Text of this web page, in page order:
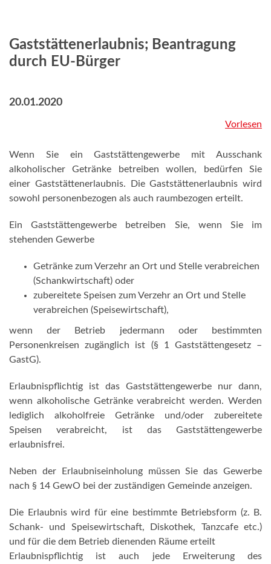
Gaststättenerlaubnis; Beantragung
durch EU-Bürger
20.01.2020
Vorlesen
Wenn Sie ein Gaststättengewerbe mit Ausschank
alkoholischer Getränke betreiben wollen, bedürfen Sie
einer Gaststättenerlaubnis. Die Gaststättenerlaubnis wird
sowohl personenbezogen als auch raumbezogen erteilt.
Ein Gaststättengewerbe betreiben Sie, wenn Sie im
stehenden Gewerbe
Getränke zum Verzehr an Ort und Stelle verabreichen
(Schankwirtschaft) oder
zubereitete Speisen zum Verzehr an Ort und Stelle
verabreichen (Speisewirtschaft),
wenn der Betrieb jedermann oder bestimmten
Personenkreisen zugänglich ist (§ 1 Gaststättengesetz –
GastG).
Erlaubnispflichtig ist das Gaststättengewerbe nur dann,
wenn alkoholische Getränke verabreicht werden. Werden
lediglich alkoholfreie Getränke und/oder zubereitete
Speisen verabreicht, ist das Gaststättengewerbe
erlaubnisfrei.
Neben der Erlaubniseinholung müssen Sie das Gewerbe
nach § 14 GewO bei der zuständigen Gemeinde anzeigen.
Die Erlaubnis wird für eine bestimmte Betriebsform (z. B.
Schank- und Speisewirtschaft, Diskothek, Tanzcafe etc.)
und für die dem Betrieb dienenden Räume erteilt
Erlaubnispflichtig ist auch jede Erweiterung des